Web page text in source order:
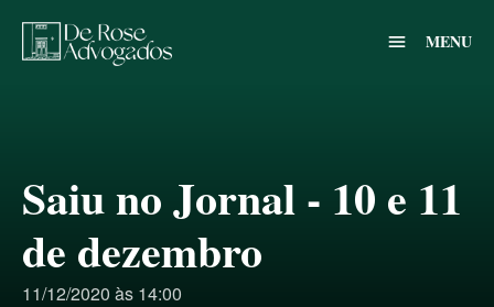
menu MENU
Saiu no Jornal - 10 e 11
de dezembro
11/12/2020 às 14:00